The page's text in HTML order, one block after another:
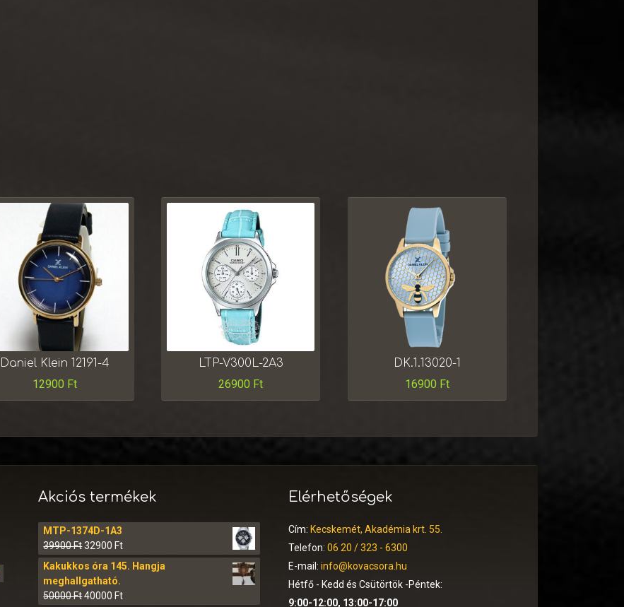
Daniel Klein 12191-4
12900 Ft
LTP-V300L-2A3
26900 Ft
DK.1.13020-1
16900 Ft
Akciós termékek
MTP-1374D-1A3
39900Ft32900Ft
Kakukkos óra 145. Hangja
meghallgatható.
50000Ft40000Ft
Elérhetőségek
Cím: Kecskemét, Akadémia krt. 55.
Telefon: 06 20 / 323 - 6300
E-mail: info@kovacsora.hu
Hétfő - Kedd és Csütörtök -Péntek:
9:00-12:00, 13:00-17:00